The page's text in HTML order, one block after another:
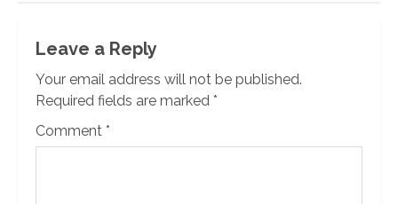
Leave a Reply
Your email address will not be published.
Required fields are marked *
Comment *